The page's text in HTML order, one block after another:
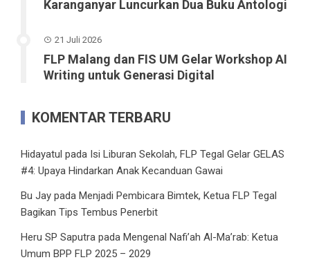
Karanganyar Luncurkan Dua Buku Antologi
21 Juli 2026
FLP Malang dan FIS UM Gelar Workshop AI
Writing untuk Generasi Digital
KOMENTAR TERBARU
Hidayatul pada Isi Liburan Sekolah, FLP Tegal Gelar GELAS
#4: Upaya Hindarkan Anak Kecanduan Gawai
Bu Jay pada Menjadi Pembicara Bimtek, Ketua FLP Tegal
Bagikan Tips Tembus Penerbit
Heru SP Saputra pada Mengenal Nafi’ah Al-Ma’rab: Ketua
Umum BPP FLP 2025 – 2029